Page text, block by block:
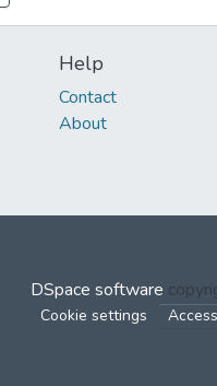
Help
Contact
About
DSpace software
Cookie settings